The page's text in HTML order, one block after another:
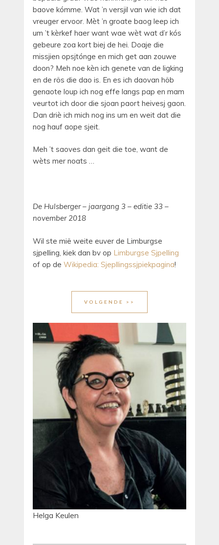
baove kómme. Wat ’n versjil van wie ich dat
vreuger ervoor. Mèt ’n groate baog leep ich
um ’t kèrkef haer want wae wèt wat d’r kós
gebeure zoa kort biej de hei. Doaje die
missjien opsjtónge en mich get aan zouwe
doon? Meh noe kèn ich genete van de ligking
en de rös die dao is. En es ich daovan höb
genaote loup ich nog effe langs pap en mam
veurtot ich door die sjoan paort heivesj gaon.
Dan driè ich mich nog ins um en weit dat die
nog hauf aope sjeit.
Meh ’t saoves dan geit die toe, want de
wèts mer noats …
De Hulsberger – jaargang 3 – editie 33 –
november 2018
Wil ste mië weite euver de Limburgse
sjpelling, kiek dan bv op Limburgse Sjpelling
of op de Wikipedia: Sjepllingssjpiekpagina!
VOLGENDE >>
Helga Keulen